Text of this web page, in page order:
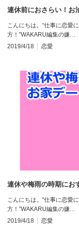
連休前におさらい！お
こんにちは。“仕事に恋愛
方！”WAKARU編集の嫌…
2019/4/18
恋愛
連休や梅雨の時期に
こんにちは。“仕事に恋愛
方！”WAKARU編集の嫌…
2019/4/18
恋愛